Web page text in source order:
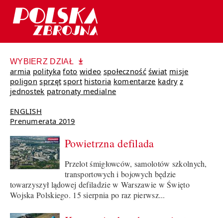
WYBIERZ DZIAŁ
armia polityka foto wideo społeczność świat misje
poligon sprzęt sport historia komentarze kadry z
jednostek patronaty medialne
ENGLISH
Prenumerata 2019
Powietrzna defilada
Przelot śmigłowców, samolotów szkolnych,
transportowych i bojowych będzie
towarzyszył lądowej defiladzie w Warszawie w Święto
Wojska Polskiego. 15 sierpnia po raz pierwsz...